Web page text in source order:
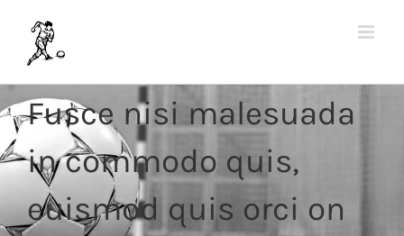
inhoud
Fusce nisi malesuada
in commodo quis,
euismod quis orci on